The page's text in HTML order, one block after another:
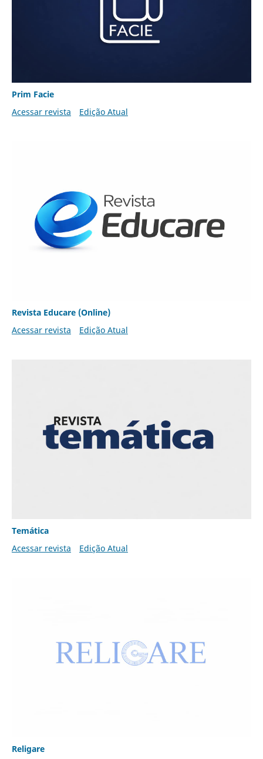
Prim Facie
Acessar revista
Edição Atual
Revista Educare (Online)
Acessar revista
Edição Atual
Temática
Acessar revista
Edição Atual
Religare